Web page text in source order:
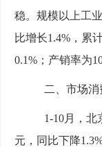
稳。规模以上工
比增长1.4%，累
0.1% ；产销率为
二、市场消
1-10月，北
元，同比下降1.3